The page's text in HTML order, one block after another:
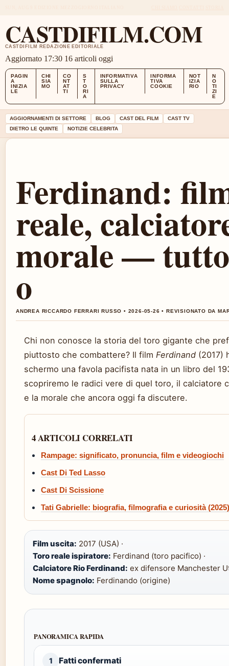
CASTDIFILM.COM
CASTDIFILM REDAZIONE EDITORIALE
Aggiornato 17:30 16 articoli oggi
PAGIN
A
INIZIA
LE
CHI
SIA
MO
CO
NT
AT
TI
S
T
O
RI
A
INFORMATIVA
SULLA
PRIVACY
INFORMA
TIVA
COOKIE
NOT
IZIA
RIO
N
O
TI
ZI
E
AGGIORNAMENTI DI SETTORE BLOG CAST DEL FILM
CAST TV
DIETRO LE QUINTE
NOTIZIE CELEBRITA
Ferdinand:
reale,
morale —
o
ANDREA RICCARDO FERRARI RUSSO • 2026-05-26 • REVISIONATO DA
Chi non conosce la storia del toro gigante che
piuttosto che combattere? Il film Ferdinand (2017)
schermo una favola pacifista nata in un libro del
scopriremo le radici vere di quel toro, il calciatore
e la morale che ancora oggi fa discutere.
4 ARTICOLI CORRELATI
Rampage: significato, pronuncia, film e videogiochi
Cast Di Ted Lasso
Cast Di Scissione
Tati Gabrielle: biografia, filmografia e curiosità (2025)
Film uscita: 2017 (USA) ·
Toro reale ispiratore: Ferdinand (toro pacifico) ·
Calciatore Rio Ferdinand: ex difensore Manchester
Nome spagnolo: Ferdinando (origine)
PANORAMICA RAPIDA
1 Fatti confermati